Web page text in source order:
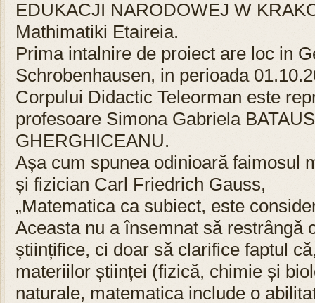
EDUKACJI NARODOWEJ W
Mathimatiki Etaireia.
Prima intalnire de proiect are loc in
Schrobenhausen, in perioada
Corpului Didactic Teleorman este
profesoare Simona Gabriela
GHERGHICEANU.
Așa cum spunea odinioară faimosul
și fizician Carl Friedrich Gauss,
„Matematica ca subiect, este
Aceasta nu a însemnat să restrângă
științifice, ci doar să clarifice faptul
materiilor științei (fizică, chimie și
naturale, matematica include o